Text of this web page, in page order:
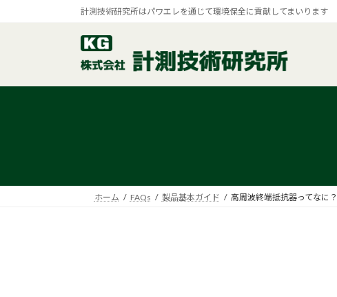
へ
ョ
計測技術研究所はパワエレを通じて環境保全に貢献してまいります
ホーム FAQs 製品基本ガイド 高周波終端抵抗器ってなに？